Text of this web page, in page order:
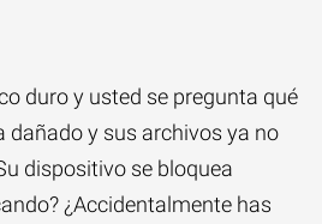
duro y usted se pregunta qué
dañado y sus archivos ya no
dispositivo se bloquea
¿Accidentalmente has